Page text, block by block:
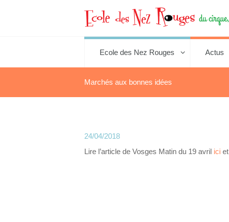
Ecole des Nez Rouges Actus
Marchés aux bonnes idées
24/04/2018
Lire l’article de Vosges Matin du 19 avril ici et